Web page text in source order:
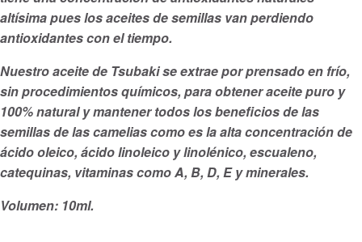
altísima pues los aceites de semillas van perdiendo
antioxidantes con el tiempo.
Nuestro aceite de Tsubaki se extrae por prensado en frío,
sin procedimientos químicos, para obtener aceite puro y
100% natural y mantener todos los beneficios de las
semillas de las camelias como es la alta concentración de
ácido oleico, ácido linoleico y linolénico, escualeno,
catequinas, vitaminas como A, B, D, E y minerales.
Volumen: 10ml.